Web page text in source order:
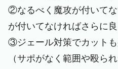
②なるべく魔攻が付いて
が付いてなければさらに良
③ジェール対策でカット
（サポがなく範囲や殴ら